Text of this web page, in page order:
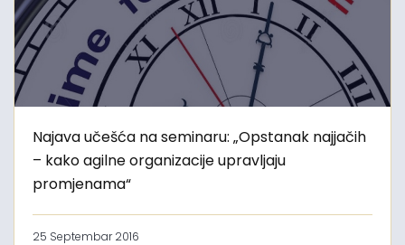
Najava učešća na seminaru: „Opstanak najjačih
– kako agilne organizacije upravljaju
promjenama“
25 Septembar 2016